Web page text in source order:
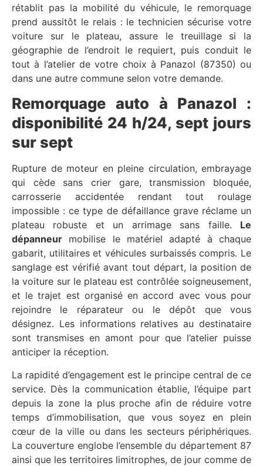
rétablit pas la mobilité du véhicule, le remorquage
prend aussitôt le relais : le technicien sécurise votre
voiture sur le plateau, assure le treuillage si la
géographie de l’endroit le requiert, puis conduit le
tout à l’atelier de votre choix à Panazol (87350) ou
dans une autre commune selon votre demande.
Remorquage auto à Panazol :
disponibilité 24 h/24, sept jours
sur sept
Rupture de moteur en pleine circulation, embrayage
qui cède sans crier gare, transmission bloquée,
carrosserie accidentée rendant tout roulage
impossible : ce type de défaillance grave réclame un
plateau robuste et un arrimage sans faille. Le
dépanneur mobilise le matériel adapté à chaque
gabarit, utilitaires et véhicules surbaissés compris. Le
sanglage est vérifié avant tout départ, la position de
la voiture sur le plateau est contrôlée soigneusement,
et le trajet est organisé en accord avec vous pour
rejoindre le réparateur ou le dépôt que vous
désignez. Les informations relatives au destinataire
sont transmises en amont pour que l’atelier puisse
anticiper la réception.
La rapidité d’engagement est le principe central de ce
service. Dès la communication établie, l’équipe part
depuis la zone la plus proche afin de réduire votre
temps d’immobilisation, que vous soyez en plein
cœur de la ville ou dans les secteurs périphériques.
La couverture englobe l’ensemble du département 87
ainsi que les territoires limitrophes, de jour comme de